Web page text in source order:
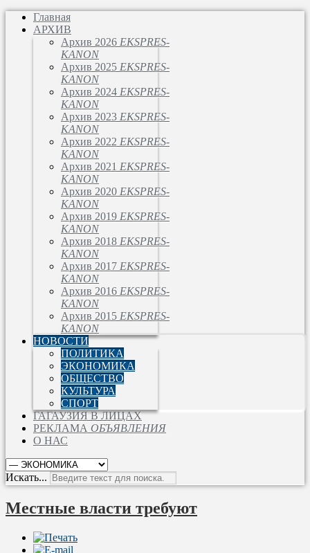
Главная
АРХИВ
Архив 2026 EKSPRES-
KANON
Архив 2025 EKSPRES-
KANON
Архив 2024 EKSPRES-
KANON
Архив 2023 EKSPRES-
KANON
Архив 2022 EKSPRES-
KANON
Архив 2021 EKSPRES-
KANON
Архив 2020 EKSPRES-
KANON
Архив 2019 EKSPRES-
KANON
Архив 2018 EKSPRES-
KANON
Архив 2017 EKSPRES-
KANON
Архив 2016 EKSPRES-
KANON
Архив 2015 EKSPRES-
KANON
НОВОСТИ
ПОЛИТИКА
ЭКОНОМИКА
ОБЩЕСТВО
КУЛЬТУРА
СПОРТ
ГАГАУЗИЯ В ЛИЦАХ
РЕКЛАМА ОБЪЯВЛЕНИЯ
О НАС
Искать...
Местные власти требуют